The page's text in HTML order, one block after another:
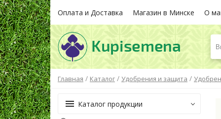
Оплата и Доставка Магазин в Минске О
Главная / Каталог / Удобрения и защита /
Каталог продукции